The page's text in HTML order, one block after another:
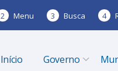
2 Menu 3 Busca 4
Início Governo